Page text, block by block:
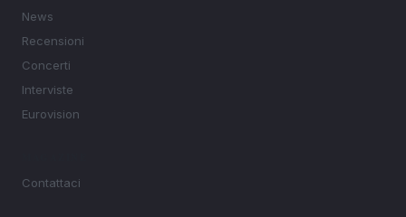
News
Recensioni
Concerti
Interviste
Eurovision
Contattaci